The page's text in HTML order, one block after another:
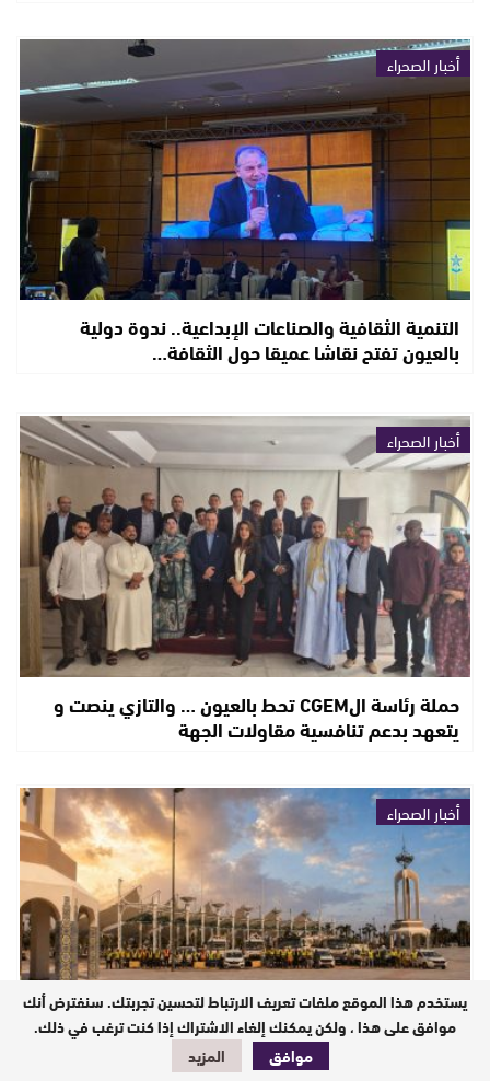
أخبار الصحراء
التنمية الثقافية والصناعات الإبداعية.. ندوة دولية
بالعيون تفتح نقاشا عميقا حول الثقافة…
أخبار الصحراء
حملة رئاسة الCGEM تحط بالعيون … والتازي ينصت و
يتعهد بدعم تنافسية مقاولات الجهة
أخبار الصحراء
يستخدم هذا الموقع ملفات تعريف الارتباط لتحسين تجربتك. سنفترض أنك
موافق على هذا ، ولكن يمكنك إلغاء الاشتراك إذا كنت ترغب في ذلك.
موافق
المزيد